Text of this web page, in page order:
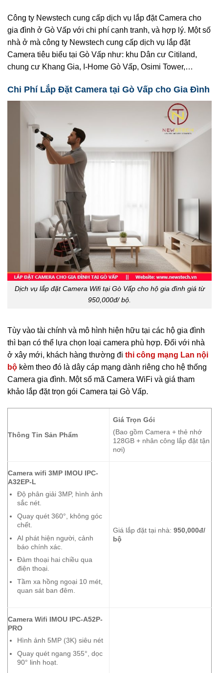
Công ty Newstech cung cấp dịch vụ lắp đặt Camera cho
gia đình ở Gò Vấp với chi phí cạnh tranh, và hợp lý. Một số
nhà ở mà công ty Newstech cung cấp dịch vụ lắp đặt
Camera tiêu biểu tại Gò Vấp như: khu Dân cư Citiland,
chung cư Khang Gia, I-Home Gò Vấp, Osimi Tower,…
Chi Phí Lắp Đặt Camera tại Gò Vấp cho Gia Đình
Dịch vụ lắp đặt Camera Wifi tại Gò Vấp cho hộ gia đình giá từ
950,000đ/ bộ.
Tùy vào tài chính và mô hình hiện hữu tại các hộ gia đình
thì bạn có thể lựa chọn loại camera phù hợp. Đối với nhà
ở xây mới, khách hàng thường đi thi công mạng Lan nội
bộ kèm theo đó là dây cáp mạng dành riêng cho hệ thống
Camera gia đình. Một số mã Camera WiFi và giá tham
khảo lắp đặt trọn gói Camera tại Gò Vấp.
Thông Tin Sản Phẩm
Giá Trọn Gói
(Bao gồm Camera + thẻ nhớ
128GB + nhân công lắp đặt tận
nơi)
Camera wifi 3MP IMOU IPC-
A32EP-L
Độ phân giải 3MP, hình ảnh
sắc nét.
Quay quét 360°, không góc
chết.
AI phát hiện người, cảnh
báo chính xác.
Đàm thoại hai chiều qua
điện thoại.
Tầm xa hồng ngoại 10 mét,
quan sát ban đêm.
Giá lắp đặt tại nhà:950,000đ/
bộ
Camera Wifi IMOU IPC-A52P-
PRO
Hình ảnh 5MP (3K) siêu nét
Quay quét ngang 355°, dọc
90° linh hoạt.